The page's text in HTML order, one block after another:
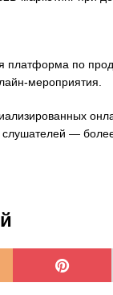
платформа по
мероприятия.
слушателей —